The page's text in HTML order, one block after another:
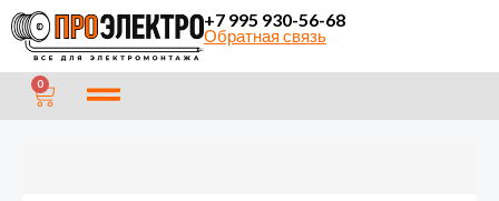
Перейти
содержимому
+7 995 930-56-68
Обратная связь
0 CART